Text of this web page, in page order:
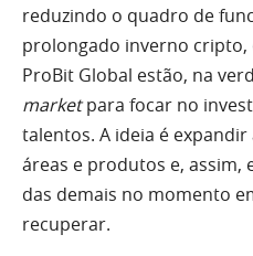
reduzindo o quadro de
prolongado inverno cripto,
ProBit Global estão, na
marketpara focar no
talentos. A ideia é
áreas e produtos e, assim,
das demais no momento
recuperar.